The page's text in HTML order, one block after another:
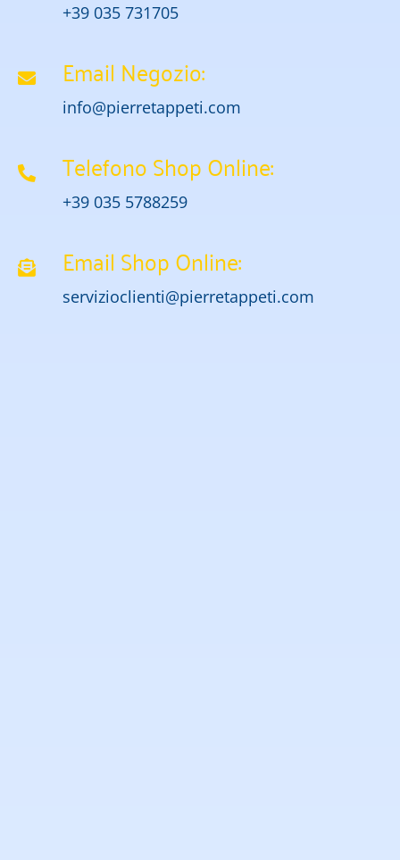
+39 035 731705
Email Negozio:
info@pierretappeti.com
Telefono Shop Online:
+39 035 5788259
Email Shop Online:
servizioclienti@pierretappeti.com